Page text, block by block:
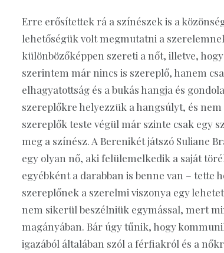
Erre erősítettek rá a színészek is a
lehetőségük volt megmutatni a
különbözőképpen szereti a nőt, illetve,
szerintem már nincs is szereplő, hanem
elhagyatottság és a bukás hangja és
szereplőkre helyezzük a hangsúlyt, és
szereplők teste végül már szinte csak egy
meg a színész. A Berenikét játszó Suliane
egy olyan nő, aki felülemelkedik a saját
egyébként a darabban is benne van – tette
szereplőnek a szerelmi viszonya egy
nem sikerül beszélniük egymással, mert
magányában. Bár úgy tűnik, hogy
igazából általában szól a férfiakról és a